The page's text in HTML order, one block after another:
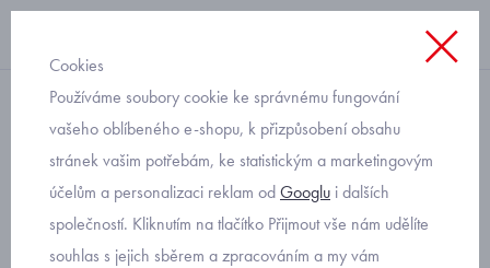
saporka
dětská bavlněná čepice s
dinosaury
Cookies
Používáme soubory cookie ke správnému fungování
vašeho oblíbeného e-shopu, k přizpůsobení obsahu
stránek vašim potřebám, ke statistickým a marketingovým
účelům a personalizaci reklam odGooglu i dalších
společností. Kliknutím na tlačítko Přijmout vše nám udělíte
souhlas s jejich sběrem a zpracováním a my vám